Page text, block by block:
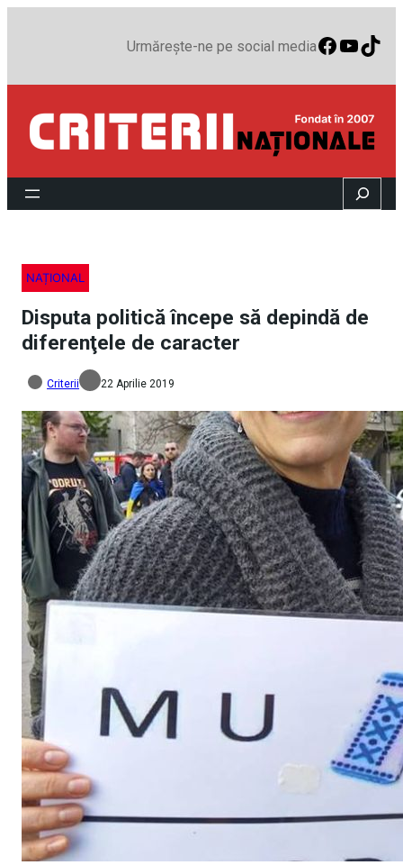
Urmărește-ne pe social media
Search
NAȚIONAL
Disputa politică începe să depindă de
diferenţele de caracter
Criterii 22 Aprilie 2019